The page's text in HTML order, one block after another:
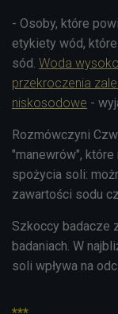
- Osoby, które
etykiety wód,
sód. Woda
przekroczenia
niskosodowe -
Rozmówczyni
"manewrów",
spożycia soli:
zawartości sodu
Szkoccy badacze
badaniach. W
soli wpływa na